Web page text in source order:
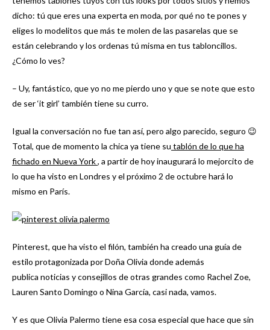
dicho: tú que eres una experta en moda, por qué no te pones y
eliges lo modelitos que más te molen de las pasarelas que se
están celebrando y los ordenas tú misma en tus tabloncillos.
¿Cómo lo ves?
– Uy, fantástico, que yo no me pierdo uno y que se note que esto
de ser ‘it girl’ también tiene su curro.
Igual la conversación no fue tan así, pero algo parecido, seguro 😉
Total, que de momento la chica ya tiene su tablón de lo que ha
fichado en Nueva York, a partir de hoy inaugurará lo mejorcito de
lo que ha visto en Londres y el próximo 2 de octubre hará lo
mismo en París.
Pinterest, que ha visto el filón, también ha creado una guía de
estilo protagonizada por Doña Olivia donde además
publica noticias y consejillos de otras grandes como Rachel Zoe,
Lauren Santo Domingo o Nina García, casi nada, vamos.
Y es que Olivia Palermo tiene esa cosa especial que hace que sin